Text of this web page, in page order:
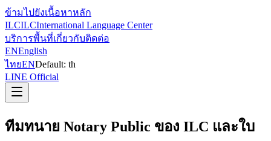
ข้ามไปยังเนื้อหาหลัก
ILCILCInternational Language Center
บริการพื้นที่เกี่ยวกับติดต่อ
ENEnglish
ไทยENDefault: th
LINE Official
ทีมทนาย Notary Public ของ ILC และใบ